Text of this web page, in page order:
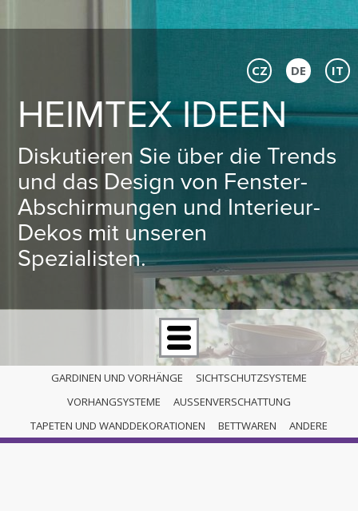
HEIMTEX IDEEN
Diskutieren Sie über die Trends
und das Design von Fenster-
Abschirmungen und Interieur-
Dekos mit unseren
Spezialisten.
CZ DE IT
GARDINEN UND VORHÄNGE
SICHTSCHUTZSYSTEME
VORHANGSYSTEME
AUSSENVERSCHATTUNG
TAPETEN UND WANDDEKORATIONEN
BETTWAREN ANDERE